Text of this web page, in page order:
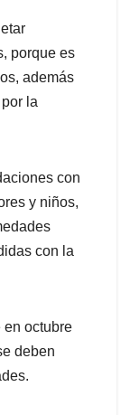
porque es
además
la
con
y niños,
con la
en octubre
deben